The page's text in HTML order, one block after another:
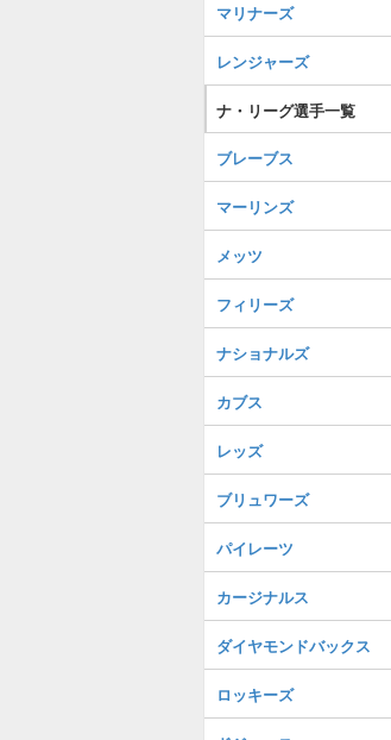
マリナーズ
レンジャーズ
ナ・リーグ選手一覧
ブレーブス
マーリンズ
メッツ
フィリーズ
ナショナルズ
カブス
レッズ
ブリュワーズ
パイレーツ
カージナルス
ダイヤモンドバックス
ロッキーズ